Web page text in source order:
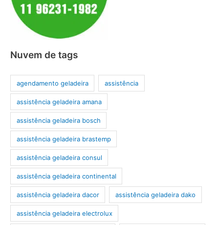
Nuvem de tags
agendamento geladeira assistência
assistência geladeira amana
assistência geladeira bosch
assistência geladeira brastemp
assistência geladeira consul
assistência geladeira continental
assistência geladeira dacor assistência geladeira dako
assistência geladeira electrolux